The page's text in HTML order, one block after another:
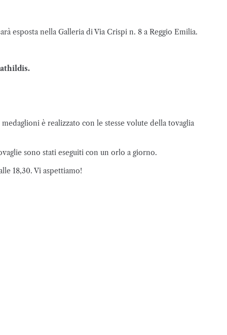
esposta nella Galleria di Via Crispi n. 8 a Reggio Emilia.
è realizzato con le stesse volute della tovaglia
sono stati eseguiti con un orlo a giorno.
18,30. Vi aspettiamo!